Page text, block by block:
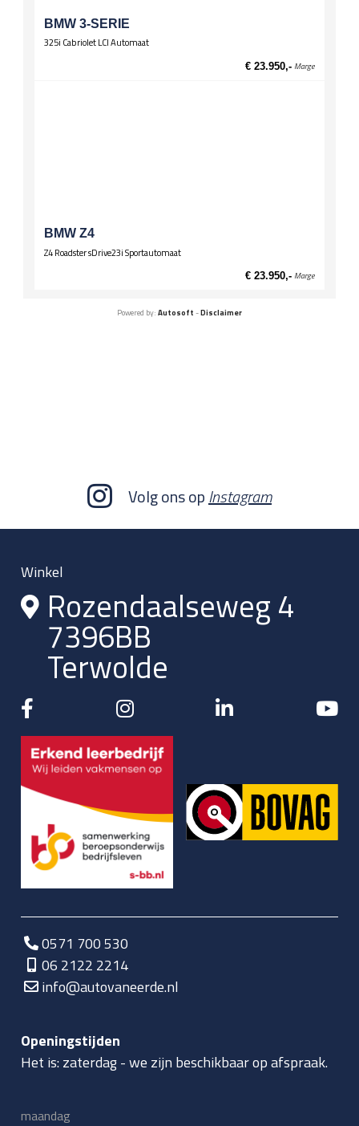
BMW 3-SERIE
325i Cabriolet LCI Automaat
€ 23.950,- Marge
BMW Z4
Z4 Roadster sDrive23i Sportautomaat
€ 23.950,- Marge
Powered by: Autosoft -Disclaimer
Volg ons opInstagram
Winkel
Rozendaalseweg 4
7396BB
Terwolde
0571 700 530
06 2122 2214
info@autovaneerde.nl
Openingstijden
Het is:zaterdag-we zijn beschikbaar op afspraak.
maandag